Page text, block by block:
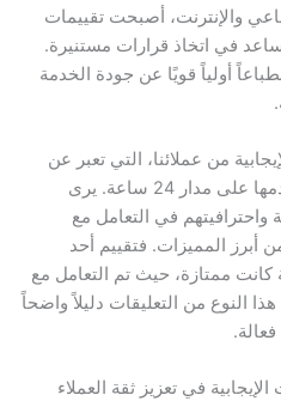
والإنترنت، أصبحت تقييمات
في اتخاذ قرارات مستنيرة.
أولياً قويًا عن جودة الخدمة
من عملائنا، التي تعبر عن
مدى رضاهم عن الخدمة التي نقدمها على مدار 24 ساعة. يرى
واحترافيتهم في التعامل مع
أبرز المميزات. فتقييم أحد
كانت ممتازة، حيث تم التعامل مع
من التعليقات دليلاً واضحاً
في تعزيز ثقة العملاء